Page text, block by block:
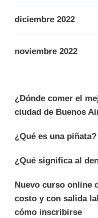
diciembre 2022
noviembre 2022
¿Dónde comer el
ciudad de Buenos
¿Qué es una piñata?
¿Qué significa al
Nuevo curso online
costo y con salida
cómo inscribirse